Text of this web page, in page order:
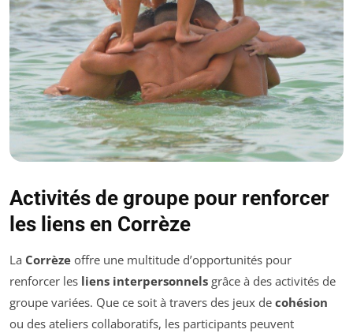
Activités de groupe pour renforcer
les liens en Corrèze
La Corrèze offre une multitude d’opportunités pour
renforcer les liens interpersonnels grâce à des activités de
groupe variées. Que ce soit à travers des jeux de cohésion
ou des ateliers collaboratifs, les participants peuvent